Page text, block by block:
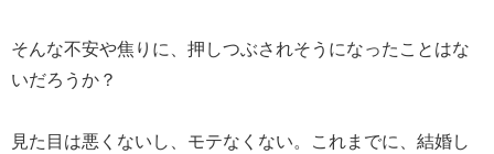
そんな不安や焦りに、押しつぶされそうになったことはな
いだろうか？
見た目は悪くないし、モテなくない。これまでに、結婚し